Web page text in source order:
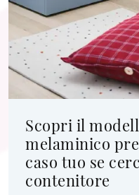
Scopri il
melaminico
caso tuo se
contenitore